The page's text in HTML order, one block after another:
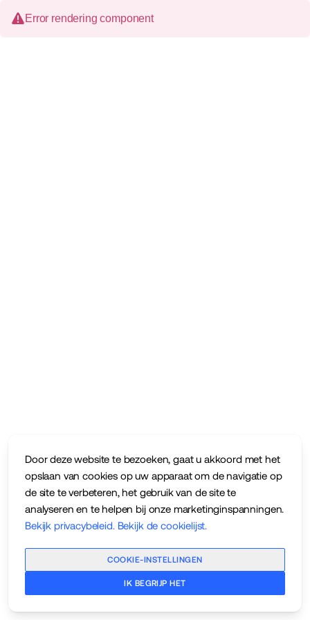
Door deze website te bezoeken, gaat u akkoord met het
opslaan van cookies op uw apparaat om de navigatie op
de site te verbeteren, het gebruik van de site te
analyseren en te helpen bij onze marketinginspanningen.
Bekijk privacybeleid. Bekijk de cookielijst.
COOKIE-INSTELLINGEN
IK BEGRIJP HET
Error rendering component